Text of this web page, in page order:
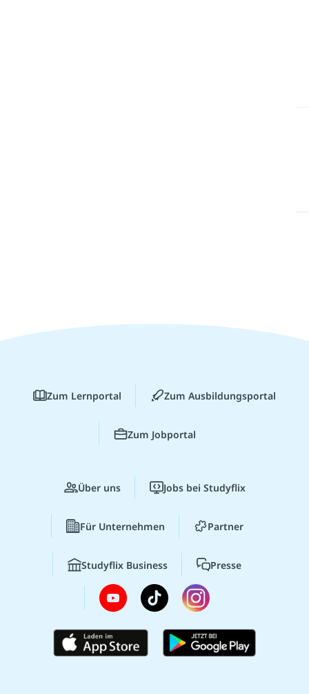
Zum Lernportal Zum Ausbildungsportal
Zum Jobportal
Über uns Jobs bei Studyflix
Für Unternehmen Partner
Studyflix Business Presse